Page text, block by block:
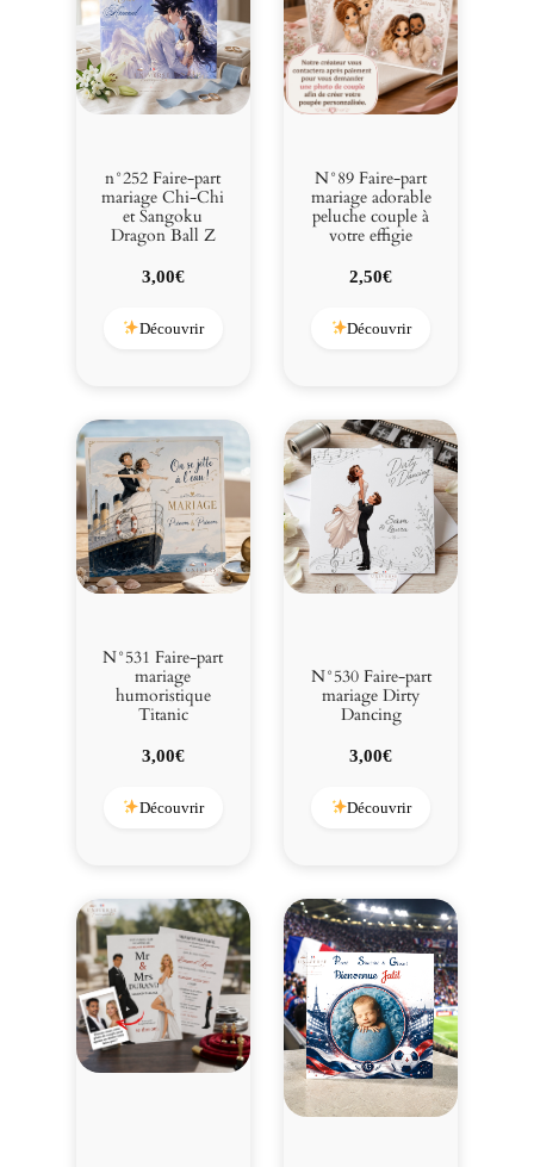
n°252 Faire-part
mariage Chi-Chi
et Sangoku
Dragon Ball Z
3,00€
Découvrir
N°89 Faire-part
mariage adorable
peluche couple à
votre effigie
2,50€
Découvrir
N°531 Faire-part
mariage
humoristique
Titanic
3,00€
Découvrir
N°530 Faire-part
mariage Dirty
Dancing
3,00€
Découvrir